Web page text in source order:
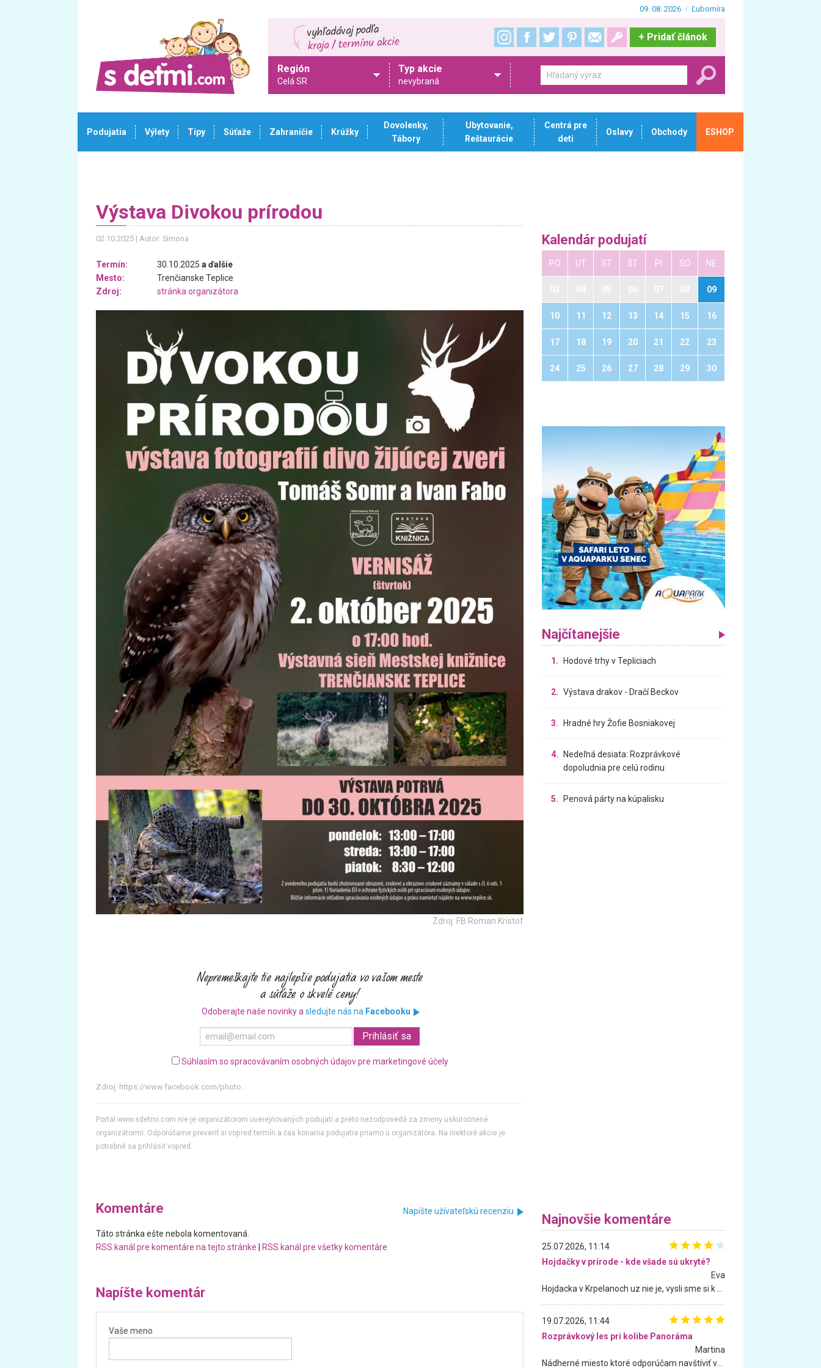
09. 08. 2026 Ľubomíra
+ Pridať článok
Región
Celá SR
Typ akcie
nevybraná
Podujatia Výlety Tipy Súťaže Zahraničie Krúžky
Dovolenky,
Tábory
Ubytovanie,
Reštaurácie
Centrá pre
deti
Oslavy Obchody ESHOP
Výstava Divokou prírodou
02.10.2025 Autor: Simona
Termín: 30.10.2025 a ďalšie
Mesto:
Trenčianske Teplice
Zdroj:
stránka organizátora
Zdroj: FB Roman Kristof
Odoberajte naše novinky a sledujte nás na Facebooku
Súhlasím so spracovávaním osobných údajov pre marketingové účely
Zdroj: https://www.facebook.com/photo...
Portál www.sdetmi.com nie je organizátorom uverejňovaných podujatí a preto nezodpovedá za zmeny uskutočnené
organizátormi. Odporúčame preveriť si vopred termín a čas konania podujatia priamo u organizátora. Na niektoré akcie je
potrebné sa prihlásiť vopred.
Komentáre Napíšte užívateľskú recenziu
Táto stránka ešte nebola komentovaná.
RSS kanál pre komentáre na tejto stránke
RSS kanál pre všetky komentáre
Napíšte komentár
Vaše meno
Kalendár podujatí
PO UT ST ŠT PI SO NE
09
10 11 12 13 14 15 16
17 18 19 20 21 22 23
24 25 26 27 28 29 30
Najčítanejšie
1. Hodové trhy v Tepliciach
2. Výstava drakov - Dračí Beckov
3. Hradné hry Žofie Bosniakovej
4.
Nedeľná desiata: Rozprávkové
dopoludnia pre celú rodinu
5. Penová párty na kúpalisku
Najnovšie komentáre
25.07.2026, 11:14
Hojdačky v prírode - kde všade sú ukryté?
Eva
19.07.2026, 11:44
Rozprávkový les pri kolibe Panoráma
Martina